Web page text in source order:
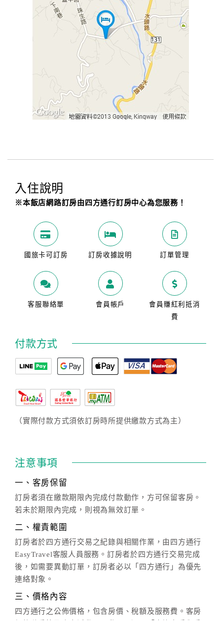
入住說明
※本飯店網路訂房由四方通行訂房中心為您服務！
國旅卡可訂房 訂房收據說明 訂單管理
客服聯絡單 會員帳戶
會員賺紅利抵消
費
付款方式
（實際付款方式須依訂房時所提供繳款方式為主）
注意事項
一、客房保留
訂房者須在繳款期限內完成付款動作，方可保留客房。
若未於期限內完成，則視為無效訂單。
二、權責範圍
訂房者於四方通行交易之紀錄與相關作業，由四方通行
EasyTravel客服人員服務。訂房者於四方通行交易完成
後，如需要異動訂單，訂房者必以「四方通行」為優先
連絡對象。
三、價格內容
四方通行之公佈價格，包含房價、稅額及服務費。客房